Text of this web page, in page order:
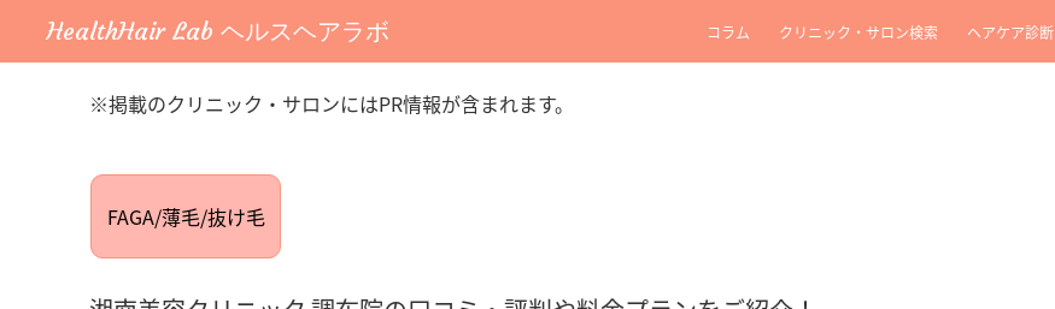
HealthHair Lab ヘルスヘアラボ コラム クリニック・サロン検索 ヘアケア診断
※掲載のクリニック・サロンにはPR情報が含まれます。
FAGA/薄毛/抜け毛